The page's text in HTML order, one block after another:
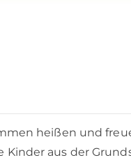
heißen und
aus der